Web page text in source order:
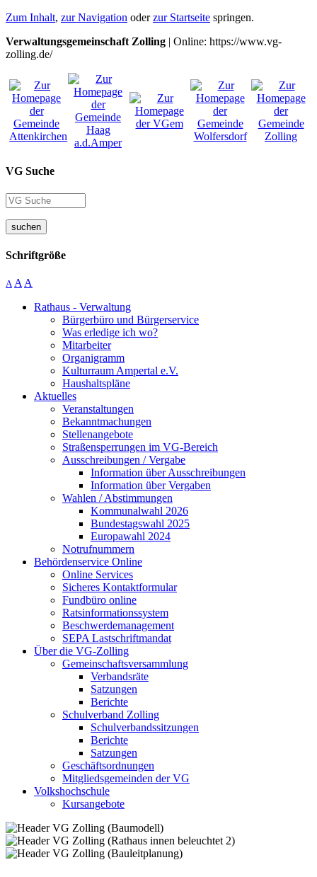
Zum Inhalt, zur Navigation oderzur Startseite springen.
Verwaltungsgemeinschaft Zolling | Online: https://www.vg-
zolling.de/
VG Suche
suchen
Schriftgröße
A A A
Rathaus - Verwaltung
Bürgerbüro und Bürgerservice
Was erledige ich wo?
Mitarbeiter
Organigramm
Kulturraum Ampertal e.V.
Haushaltspläne
Aktuelles
Veranstaltungen
Bekanntmachungen
Stellenangebote
Straßensperrungen im VG-Bereich
Ausschreibungen / Vergabe
Information über Ausschreibungen
Information über Vergaben
Wahlen / Abstimmungen
Kommunalwahl 2026
Bundestagswahl 2025
Europawahl 2024
Notrufnummern
Behördenservice Online
Online Services
Sicheres Kontaktformular
Fundbüro online
Ratsinformationssystem
Beschwerdemanagement
SEPA Lastschriftmandat
Über die VG-Zolling
Gemeinschaftsversammlung
Verbandsräte
Satzungen
Berichte
Schulverband Zolling
Schulverbandssitzungen
Berichte
Satzungen
Geschäftsordnungen
Mitgliedsgemeinden der VG
Volkshochschule
Kursangebote